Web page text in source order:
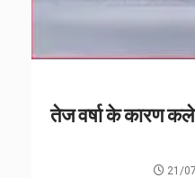
तेज वर्षा के कारण
21/